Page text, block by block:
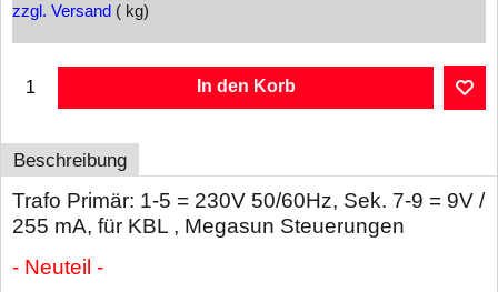
zzgl. Versand kg
In den Korb
Beschreibung
Trafo Primär: 1-5 = 230V 50/60Hz, Sek. 7-9 = 9V /
255 mA, für KBL , Megasun Steuerungen
- Neuteil -